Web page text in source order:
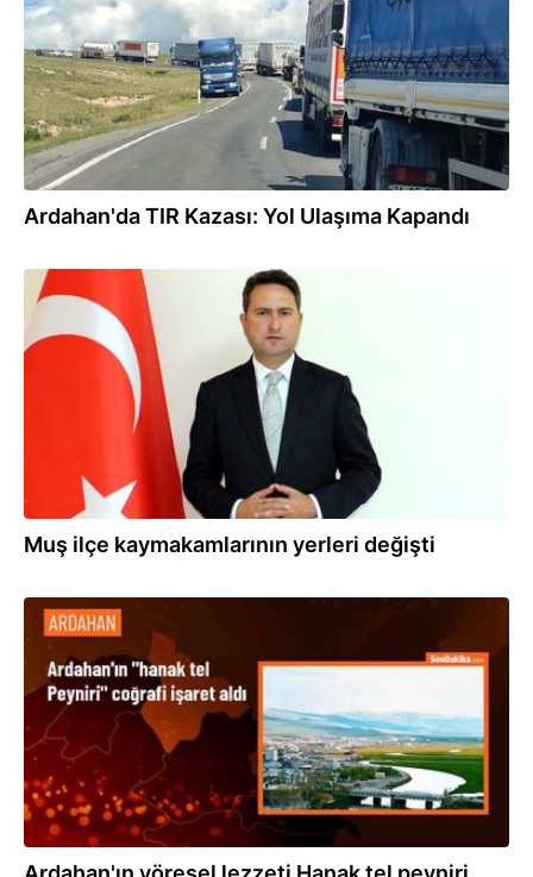
Ardahan'da TIR Kazası: Yol Ulaşıma Kapandı
02.07.2024
Muş ilçe kaymakamlarının yerleri değişti
27.04.2024